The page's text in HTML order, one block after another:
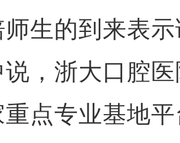
师生的到来表
，浙大口腔
重点专业基地